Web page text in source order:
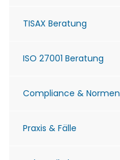
TISAX Beratung
ISO 27001 Beratung
Compliance & Normen
Praxis & Fälle